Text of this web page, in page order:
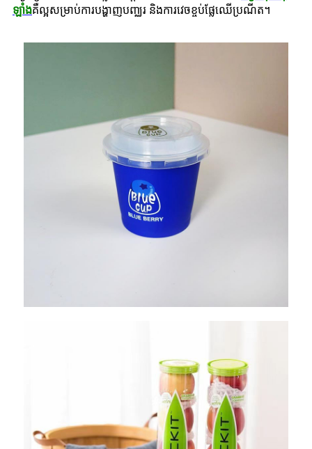
ឡាំងគឺ​ល្អ​សម្រាប់​ការ​បង្ហាញ​បញ្ឈរ និង​ការ​វេច​ខ្ចប់​ផ្លែ​ឈើ​ប្រណីត។